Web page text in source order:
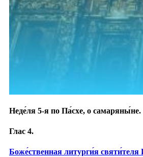
Неде́ля 5-я по Па́схе, о самаряны́не.
Глас 4.
Боже́ственная литурги́я святи́теля